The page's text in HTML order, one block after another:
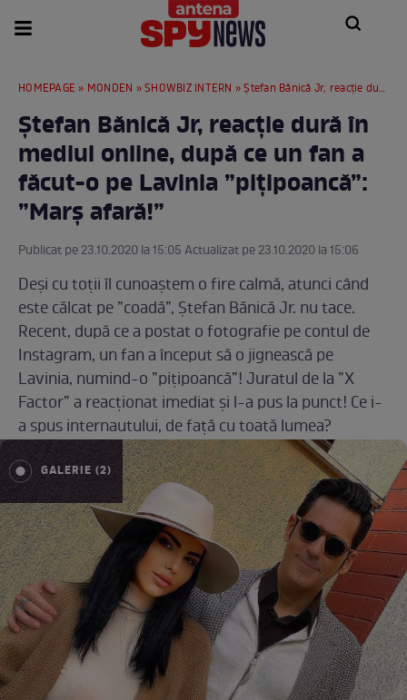
HOMEPAGE » MONDEN »SHOWBIZ INTERN » Ștefan Bănică Jr, reacție dură în mediul online, după ce un fan a făcut-o pe Lavinia ”pițipoancă”: ”Marș afară!”
Ștefan Bănică Jr, reacție dură în
mediul online, după ce un fan a
făcut-o pe Lavinia ”pițipoancă”:
”Marș afară!”
Publicat pe 23.10.2020 la 15:05 Actualizat pe 23.10.2020 la 15:06
Deși cu toții îl cunoaștem o fire calmă, atunci când
este călcat pe ”coadă”, Ștefan Bănică Jr. nu tace.
Recent, după ce a postat o fotografie pe contul de
Instagram, un fan a început să o jignească pe
Lavinia, numind-o ”pițipoancă”! Juratul de la ”X
Factor” a reacționat imediat și l-a pus la punct! Ce i-
a spus internautului, de față cu toată lumea?
GALERIE (2)